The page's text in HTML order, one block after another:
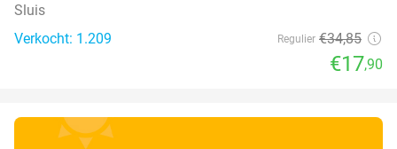
Sluis
Verkocht: 1.209
Regulier €34,85
€17,90